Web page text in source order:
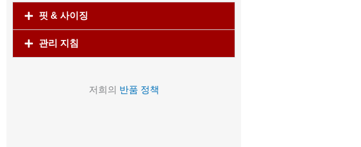
핏 & 사이징
관리 지침
저희의 반품 정책